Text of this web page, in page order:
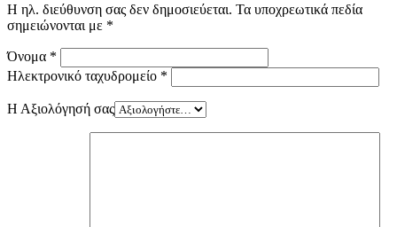
Η ηλ. διεύθυνση σας δεν δημοσιεύεται. Τα υποχρεωτικά πεδία
σημειώνονται με *
Όνομα *
Ηλεκτρονικό ταχυδρομείο *
Η Αξιολόγησή σας